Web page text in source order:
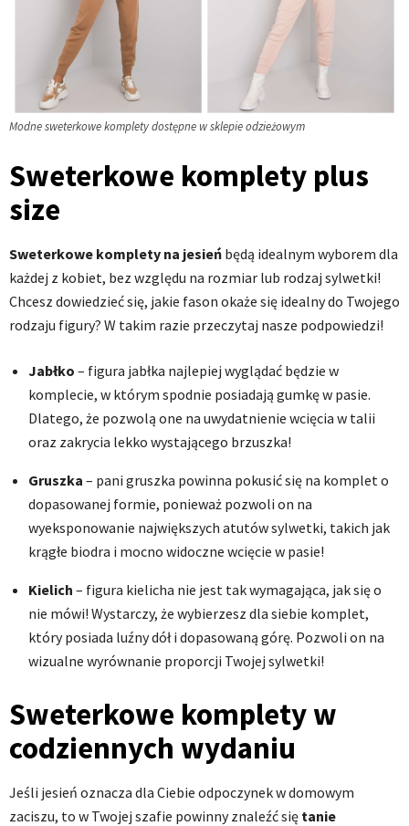
Modne sweterkowe komplety dostępne w sklepie odzieżowym
Sweterkowe komplety plus
size
Sweterkowe komplety na jesień będą idealnym wyborem dla
każdej z kobiet, bez względu na rozmiar lub rodzaj sylwetki!
Chcesz dowiedzieć się, jakie fason okaże się idealny do Twojego
rodzaju figury? W takim razie przeczytaj nasze podpowiedzi!
Jabłko – figura jabłka najlepiej wyglądać będzie w
komplecie, w którym spodnie posiadają gumkę w pasie.
Dlatego, że pozwolą one na uwydatnienie wcięcia w talii
oraz zakrycia lekko wystającego brzuszka!
Gruszka – pani gruszka powinna pokusić się na komplet o
dopasowanej formie, ponieważ pozwoli on na
wyeksponowanie największych atutów sylwetki, takich jak
krągłe biodra i mocno widoczne wcięcie w pasie!
Kielich – figura kielicha nie jest tak wymagająca, jak się o
nie mówi! Wystarczy, że wybierzesz dla siebie komplet,
który posiada luźny dół i dopasowaną górę. Pozwoli on na
wizualne wyrównanie proporcji Twojej sylwetki!
Sweterkowe komplety w
codziennych wydaniu
Jeśli jesień oznacza dla Ciebie odpoczynek w domowym
zaciszu, to w Twojej szafie powinny znaleźć się tanie